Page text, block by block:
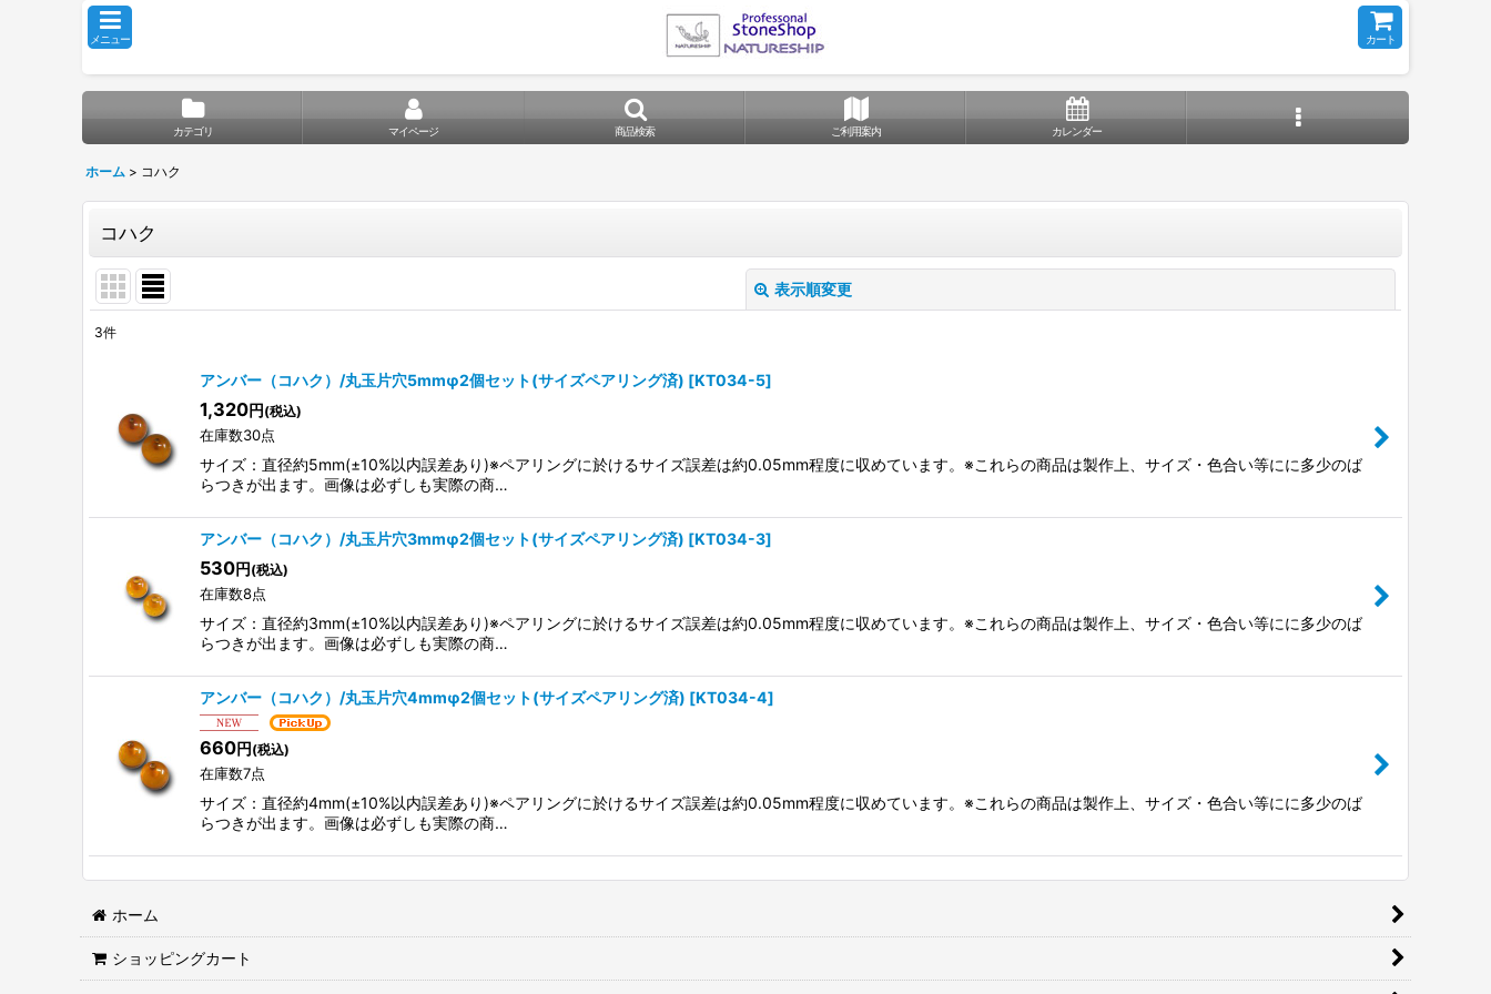
メニュー カート
カテゴリ マイページ 商品検索 ご利用案内 カレンダー
ホーム > コハク
コハク
表示順変更
並び順
絞り込む
3件
アンバー（コハク）/丸玉片穴5mmφ2個セット(サイズペアリング済) [KT034-5]
1,320円 (税込)
在庫数30点
サイズ：直径約5mm(±10%以内誤差あり)※ペアリングに於けるサイズ誤差は約0.05mm程度に収めています。※これらの商品は製作上、サイズ・色合い等にに多少のば
らつきが出ます。画像は必ずしも実際の商…
アンバー（コハク）/丸玉片穴3mmφ2個セット(サイズペアリング済) [KT034-3]
530円 (税込)
在庫数8点
サイズ：直径約3mm(±10%以内誤差あり)※ペアリングに於けるサイズ誤差は約0.05mm程度に収めています。※これらの商品は製作上、サイズ・色合い等にに多少のば
らつきが出ます。画像は必ずしも実際の商…
アンバー（コハク）/丸玉片穴4mmφ2個セット(サイズペアリング済) [KT034-4]
660円 (税込)
在庫数7点
サイズ：直径約4mm(±10%以内誤差あり)※ペアリングに於けるサイズ誤差は約0.05mm程度に収めています。※これらの商品は製作上、サイズ・色合い等にに多少のば
らつきが出ます。画像は必ずしも実際の商…
ホーム
ショッピングカート